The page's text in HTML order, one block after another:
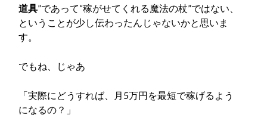
道具”であって“稼がせてくれる魔法の杖”ではない、
ということが少し伝わったんじゃないかと思いま
す。
でもね、じゃあ
「実際にどうすれば、月5万円を最短で稼げるよう
になるの？」